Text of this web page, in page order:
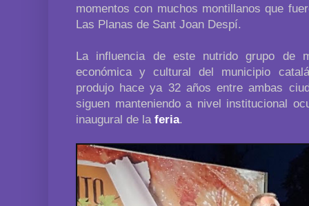
momentos con muchos montillanos que
Las Planas de Sant Joan Despí.
La influencia de este nutrido grupo de
económica y cultural del municipio
produjo hace ya 32 años entre ambas
siguen manteniendo a nivel institucional
inaugural de la feria.